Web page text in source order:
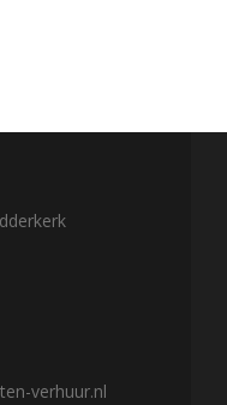
verhuur.nl